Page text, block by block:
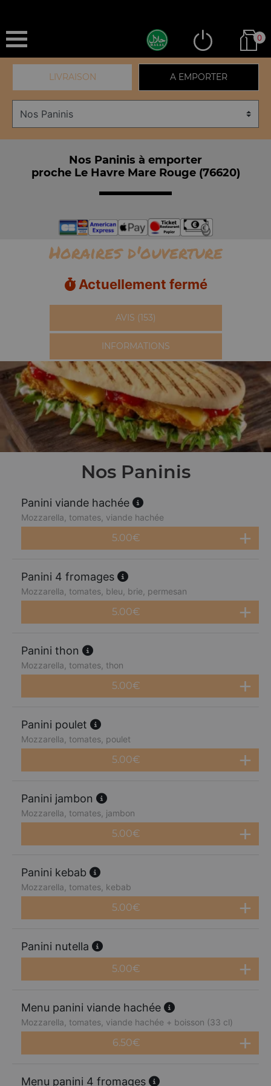
0
LIVRAISON A EMPORTER
Nos Paninis à emporter
proche Le Havre Mare Rouge (76620)
Horaires d'ouverture
Actuellement fermé
AVIS (153)
INFORMATIONS
Nos Paninis
Panini viande hachée
Mozzarella, tomates, viande hachée
5.00€
Panini 4 fromages
Mozzarella, tomates, bleu, brie, permesan
5.00€
Panini thon
Mozzarella, tomates, thon
5.00€
Panini poulet
Mozzarella, tomates, poulet
5.00€
Panini jambon
Mozzarella, tomates, jambon
5.00€
Panini kebab
Mozzarella, tomates, kebab
5.00€
Panini nutella
5.00€
Menu panini viande hachée
Mozzarella, tomates, viande hachée + boisson (33 cl)
6.50€
Menu panini 4 fromages